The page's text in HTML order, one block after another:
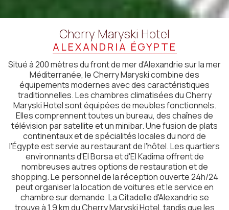
Cherry Maryski Hotel
ALEXANDRIA ÉGYPTE
Situé à 200 mètres du front de mer d'Alexandrie sur la mer
Méditerranée, le Cherry Maryski combine des
équipements modernes avec des caractéristiques
traditionnelles. Les chambres climatisées du Cherry
Maryski Hotel sont équipées de meubles fonctionnels.
Elles comprennent toutes un bureau, des chaînes de
télévision par satellite et un minibar. Une fusion de plats
continentaux et de spécialités locales du nord de
l'Égypte est servie au restaurant de l'hôtel. Les quartiers
environnants d'El Borsa et d'El Kadima offrent de
nombreuses autres options de restauration et de
shopping. Le personnel de la réception ouverte 24h/24
peut organiser la location de voitures et le service en
chambre sur demande. La Citadelle d'Alexandrie se
trouve à 1,9 km du Cherry Maryski Hotel, tandis que les